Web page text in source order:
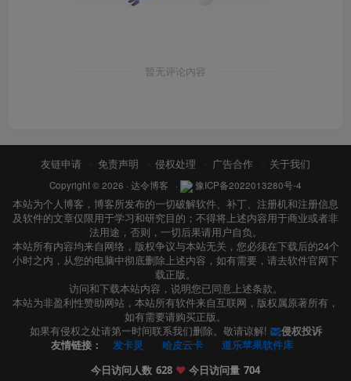
暂无评论内容
友链申请 免责声明 侵权处理 广告合作 关于我们
Copyright © 2026 · 达令博客 · 豫ICP备2022013280号-4
本站为个人博客，博客所发布的一切破解软件、补丁、注册机和注册信息
及软件的文章仅限用于学习和研究目的；不得将上述内容用于商业或者非
法用途，否则，一切后果请用户自负。
本站所有内容均来自网络，版权争议与本站无关，您必须在下载后的24个
小时之内，从您的电脑中彻底删除上述内容，如有需要，请去软件官网下
载正版。
访问和下载本站内容，说明您已同意上述条款。
本站为非盈利性赞助网站，本站所有软件来自互联网，版权属原著所有，
如有需要请购买正版。
如果有侵权之处请第一时间联系我们删除。敬请谅解!
侵权投诉
友情链接：
发卡灵 哈皮云卡 道乐苹果软件库
今日访问人数 628 ❤️ 今日访问量 704